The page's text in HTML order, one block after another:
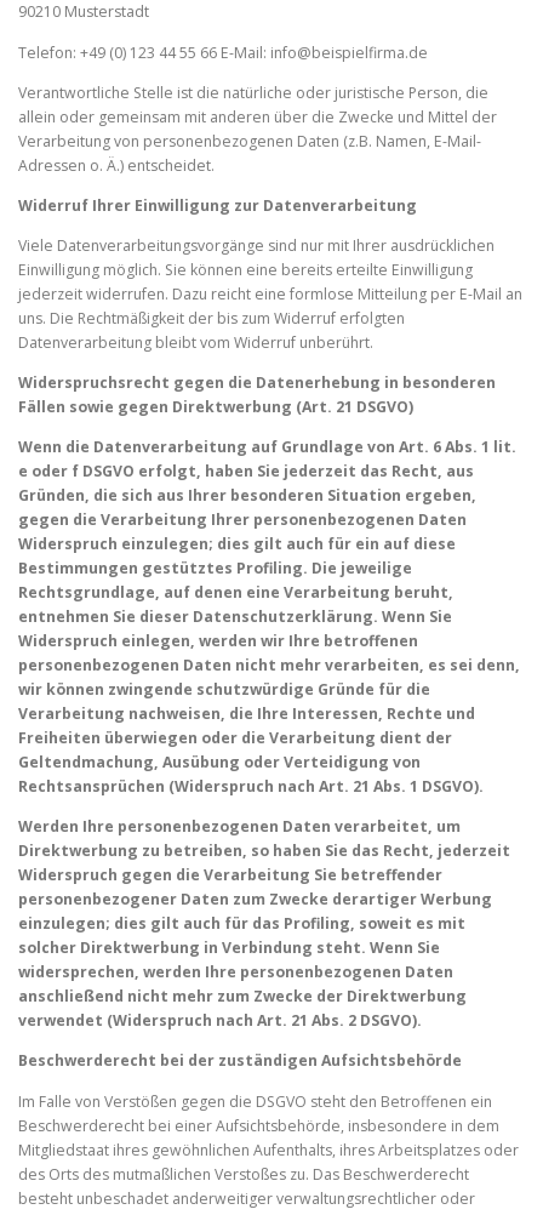
90210 Musterstadt
Telefon: +49 (0) 123 44 55 66 E-Mail: info@beispielfirma.de
Verantwortliche Stelle ist die natürliche oder juristische Person, die
allein oder gemeinsam mit anderen über die Zwecke und Mittel der
Verarbeitung von personenbezogenen Daten (z.B. Namen, E-Mail-
Adressen o. Ä.) entscheidet.
Widerruf Ihrer Einwilligung zur Datenverarbeitung
Viele Datenverarbeitungsvorgänge sind nur mit Ihrer ausdrücklichen
Einwilligung möglich. Sie können eine bereits erteilte Einwilligung
jederzeit widerrufen. Dazu reicht eine formlose Mitteilung per E-Mail an
uns. Die Rechtmäßigkeit der bis zum Widerruf erfolgten
Datenverarbeitung bleibt vom Widerruf unberührt.
Widerspruchsrecht gegen die Datenerhebung in besonderen
Fällen sowie gegen Direktwerbung (Art. 21 DSGVO)
Wenn die Datenverarbeitung auf Grundlage von Art. 6 Abs. 1 lit.
e oder f DSGVO erfolgt, haben Sie jederzeit das Recht, aus
Gründen, die sich aus Ihrer besonderen Situation ergeben,
gegen die Verarbeitung Ihrer personenbezogenen Daten
Widerspruch einzulegen; dies gilt auch für ein auf diese
Bestimmungen gestütztes Profiling. Die jeweilige
Rechtsgrundlage, auf denen eine Verarbeitung beruht,
entnehmen Sie dieser Datenschutzerklärung. Wenn Sie
Widerspruch einlegen, werden wir Ihre betroffenen
personenbezogenen Daten nicht mehr verarbeiten, es sei denn,
wir können zwingende schutzwürdige Gründe für die
Verarbeitung nachweisen, die Ihre Interessen, Rechte und
Freiheiten überwiegen oder die Verarbeitung dient der
Geltendmachung, Ausübung oder Verteidigung von
Rechtsansprüchen (Widerspruch nach Art. 21 Abs. 1 DSGVO).
Werden Ihre personenbezogenen Daten verarbeitet, um
Direktwerbung zu betreiben, so haben Sie das Recht, jederzeit
Widerspruch gegen die Verarbeitung Sie betreffender
personenbezogener Daten zum Zwecke derartiger Werbung
einzulegen; dies gilt auch für das Profiling, soweit es mit
solcher Direktwerbung in Verbindung steht. Wenn Sie
widersprechen, werden Ihre personenbezogenen Daten
anschließend nicht mehr zum Zwecke der Direktwerbung
verwendet (Widerspruch nach Art. 21 Abs. 2 DSGVO).
Beschwerderecht bei der zuständigen Aufsichtsbehörde
Im Falle von Verstößen gegen die DSGVO steht den Betroffenen ein
Beschwerderecht bei einer Aufsichtsbehörde, insbesondere in dem
Mitgliedstaat ihres gewöhnlichen Aufenthalts, ihres Arbeitsplatzes oder
des Orts des mutmaßlichen Verstoßes zu. Das Beschwerderecht
besteht unbeschadet anderweitiger verwaltungsrechtlicher oder